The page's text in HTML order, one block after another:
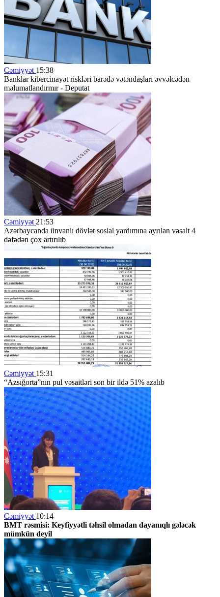
Cəmiyyət 15:38
Banklar kibercinayət riskləri barədə vətəndaşları əvvəlcədən
məlumatlandırmır - Deputat
Cəmiyyət 21:53
Azərbaycanda ünvanlı dövlət sosial yardımına ayrılan vəsait 4
dəfədən çox artırılıb
Cəmiyyət 15:31
“Azsığorta”nın pul vəsaitləri son bir ildə 51% azalıb
Cəmiyyət 10:14
BMT rəsmisi: Keyfiyyətli təhsil olmadan dayanıqlı gələcək
mümkün deyil